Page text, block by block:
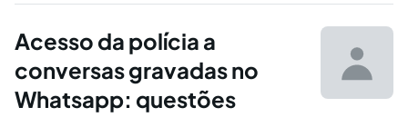
ganha destaque, relativizando direito fundamental do
investigado em prol de uma investigação criminal eficaz.
Acesso da polícia a
conversas gravadas no
Whatsapp: questões